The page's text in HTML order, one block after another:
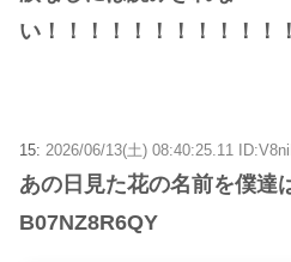
い！！！！！！！！！！！
15: 2026/06/13(土) 08:40:25.11
あの日見た花の名前を僕達
B07NZ8R6QY